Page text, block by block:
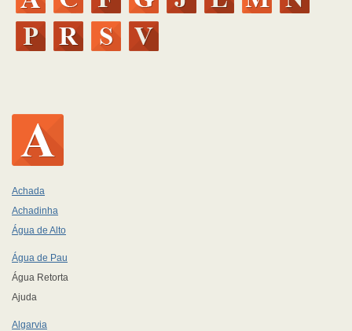
Achada
Achadinha
Água de Alto
Água de Pau
Água Retorta
Ajuda
Algarvia